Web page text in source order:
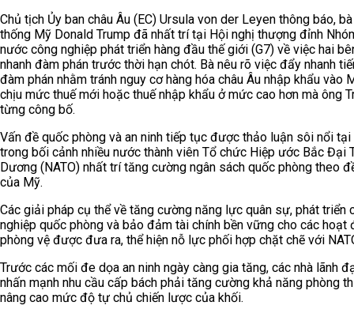
Chủ tịch Ủy ban châu Âu (EC) Ursula von der Leyen thông báo,
thống Mỹ Donald Trump đã nhất trí tại Hội nghị thượng đỉnh
nước công nghiệp phát triển hàng đầu thế giới (G7) về việc hai
nhanh đàm phán trước thời hạn chót. Bà nêu rõ việc đẩy nhanh
đàm phán nhằm tránh nguy cơ hàng hóa châu Âu nhập khẩu vào
chịu mức thuế mới hoặc thuế nhập khẩu ở mức cao hơn mà ông
từng công bố.
Vấn đề quốc phòng và an ninh tiếp tục được thảo luận sôi nổi tại
trong bối cảnh nhiều nước thành viên Tổ chức Hiệp ước Bắc Đại
Dương (NATO) nhất trí tăng cường ngân sách quốc phòng theo
của Mỹ.
Các giải pháp cụ thể về tăng cường năng lực quân sự, phát triển
nghiệp quốc phòng và bảo đảm tài chính bền vững cho các hoạt
phòng vệ được đưa ra, thể hiện nỗ lực phối hợp chặt chẽ với
Trước các mối đe dọa an ninh ngày càng gia tăng, các nhà lãnh
nhấn mạnh nhu cầu cấp bách phải tăng cường khả năng phòng
nâng cao mức độ tự chủ chiến lược của khối.